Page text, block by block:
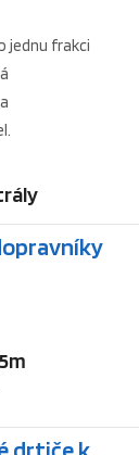
jednu frakci